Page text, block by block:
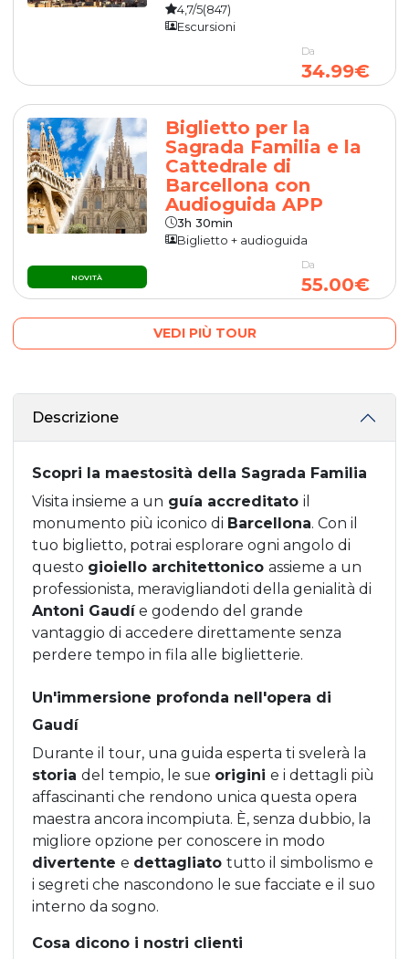
4,7/5(847)
Escursioni
Da
34.99€
NOVITÀ
Biglietto per la
Sagrada Familia e la
Cattedrale di
Barcellona con
Audioguida APP
3h 30min
Biglietto + audioguida
Da
55.00€
VEDI PIÙ TOUR
Descrizione
Scopri la maestosità della Sagrada Familia
Visita insieme a un guía accreditato il
monumento più iconico di Barcellona. Con il
tuo biglietto, potrai esplorare ogni angolo di
questo gioiello architettonico assieme a un
professionista, meravigliandoti della genialità di
Antoni Gaudíe godendo del grande
vantaggio di accedere direttamente senza
perdere tempo in fila alle biglietterie.
Un'immersione profonda nell'opera di
Gaudí
Durante il tour, una guida esperta ti svelerà la
storia del tempio, le sue origini e i dettagli più
affascinanti che rendono unica questa opera
maestra ancora incompiuta. È, senza dubbio, la
migliore opzione per conoscere in modo
divertente e dettagliato tutto il simbolismo e
i segreti che nascondono le sue facciate e il suo
interno da sogno.
Cosa dicono i nostri clienti